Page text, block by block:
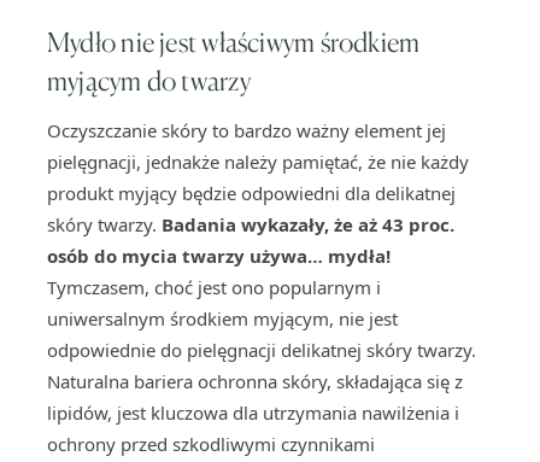
Mydło nie jest właściwym środkiem
myjącym do twarzy
Oczyszczanie skóry to bardzo ważny element jej
pielęgnacji, jednakże należy pamiętać, że nie każdy
produkt myjący będzie odpowiedni dla delikatnej
skóry twarzy. Badania wykazały, że aż 43 proc.
osób do mycia twarzy używa… mydła!
Tymczasem, choć jest ono popularnym i
uniwersalnym środkiem myjącym, nie jest
odpowiednie do pielęgnacji delikatnej skóry twarzy.
Naturalna bariera ochronna skóry, składająca się z
lipidów, jest kluczowa dla utrzymania nawilżenia i
ochrony przed szkodliwymi czynnikami